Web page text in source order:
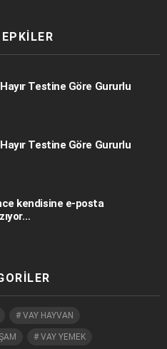
Testine Göre Gururlu
Testine Göre Gururlu
kendisine e-posta
VAY HAYVAN
VAY YEMEK